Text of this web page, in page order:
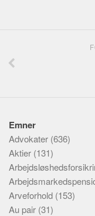
Emner
Advokater (636)
Aktier (131)
Arveforhold (153)
Au pair (31)